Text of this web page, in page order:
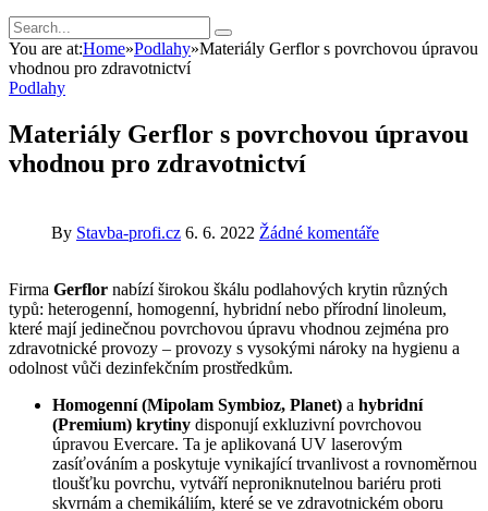
You are at:Home»Podlahy»Materiály Gerflor s povrchovou úpravou
vhodnou pro zdravotnictví
Podlahy
Materiály Gerflor s povrchovou úpravou
vhodnou pro zdravotnictví
By Stavba-profi.cz 6. 6. 2022 Žádné komentáře
Firma Gerflor nabízí širokou škálu podlahových krytin různých
typů: heterogenní, homogenní, hybridní nebo přírodní linoleum,
které mají jedinečnou povrchovou úpravu vhodnou zejména pro
zdravotnické provozy – provozy s vysokými nároky na hygienu a
odolnost vůči dezinfekčním prostředkům.
Homogenní (Mipolam Symbioz, Planet) a hybridní
(Premium) krytiny disponují exkluzivní povrchovou
úpravou Evercare. Ta je aplikovaná UV laserovým
zasíťováním a poskytuje vynikající trvanlivost a rovnoměrnou
tloušťku povrchu, vytváří neproniknutelnou bariéru proti
skvrnám a chemikáliím, které se ve zdravotnickém oboru